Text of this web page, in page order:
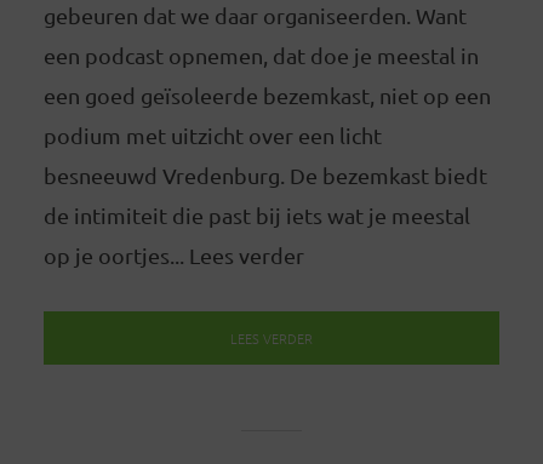
gebeuren dat we daar organiseerden. Want
een podcast opnemen, dat doe je meestal in
een goed geïsoleerde bezemkast, niet op een
podium met uitzicht over een licht
besneeuwd Vredenburg. De bezemkast biedt
de intimiteit die past bij iets wat je meestal
op je oortjes... Lees verder
LEES VERDER